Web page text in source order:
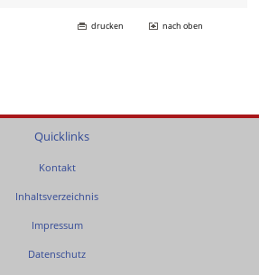
drucken nach oben
Quicklinks
Kontakt
Inhaltsverzeichnis
Impressum
Datenschutz